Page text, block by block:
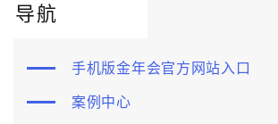
导航
手机版金年会官方网站入口
案例中心